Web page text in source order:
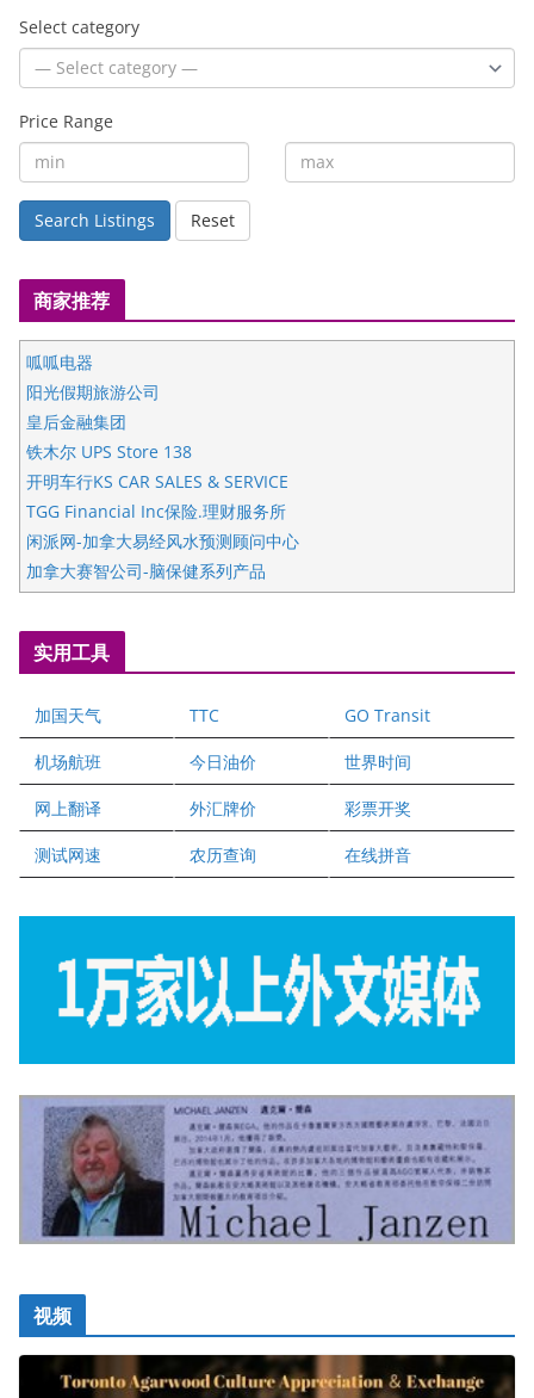
Select category
Price Range
Search Listings Reset
商家推荐
呱呱电器
阳光假期旅游公司
皇后金融集团
铁木尔 UPS Store 138
开明车行KS CAR SALES & SERVICE
TGG Financial Inc保险.理财服务所
闲派网-加拿大易经风水预测顾问中心
加拿大赛智公司-脑保健系列产品
五星国艺拍卖及评估公司
国际注册执业营养师公会
爱德华连锁酒店万锦分店
健健宝公司
二十一世纪美联地产公司
全球趋势移民留学
盛达资本
正点印艺设计
实用工具
加国天气 TTC GO Transit
机场航班 今日油价 世界时间
网上翻译 外汇牌价 彩票开奖
测试网速 农历查询 在线拼音
视频